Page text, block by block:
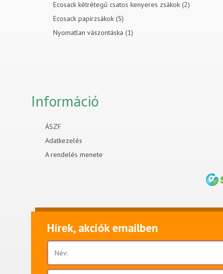
Ecosack kétrétegű csatos kenyeres zsákok (2)
Ecosack papírzsákok (5)
Nyomatlan vászontáska (1)
Információ
ÁSZF
Adatkezelés
A rendelés menete
Hírek, akciók emailben